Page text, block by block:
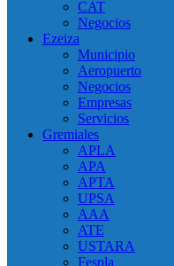
CAT
Negocios
Ezeiza
Municipio
Aeropuerto
Negocios
Empresas
Servicios
Gremiales
APLA
APA
APTA
UPSA
AAA
ATE
USTARA
Fespla